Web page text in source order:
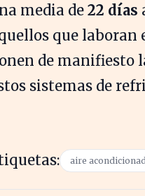
media de 22 días
que
de manifiesto
sistemas de
aire